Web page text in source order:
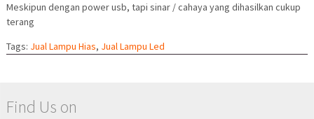
Meskipun dengan power usb, tapi sinar / cahaya yang dihasilkan cukup
terang
Tags: Jual Lampu Hias, Jual Lampu Led
Find Us on